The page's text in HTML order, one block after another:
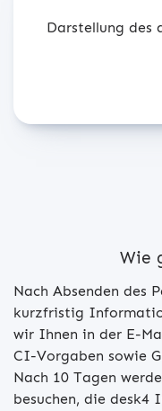
Darstellung des
Wie
Nach Absenden des
kurzfristig
wir Ihnen in der E-
CI-Vorgaben sowie
Nach 10 Tagen
besuchen, die